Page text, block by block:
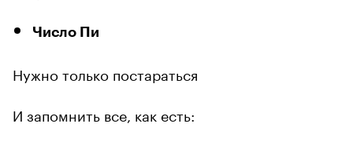
Число Пи
Нужно только постараться
И запомнить все, как есть: